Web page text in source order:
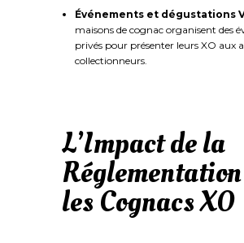
Événements et dégustations
maisons de cognac organisent des
privés pour présenter leurs XO aux
collectionneurs.
L’Impact de la
les Cognacs XO